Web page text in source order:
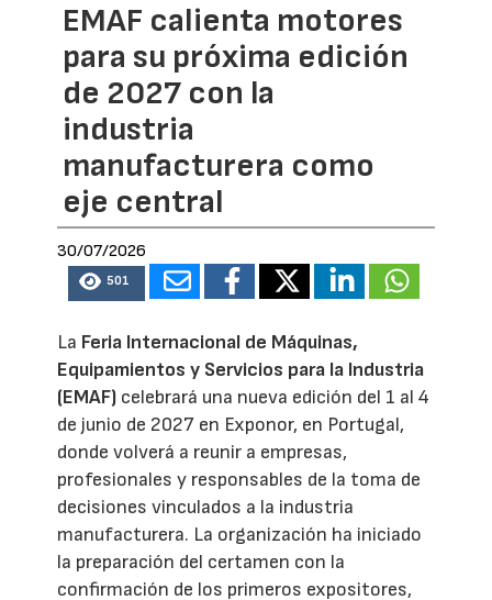
EMAF calienta motores
para su próxima edición
de 2027 con la
industria
manufacturera como
eje central
30/07/2026
501
La Feria Internacional de Máquinas,
Equipamientos y Servicios para la Industria
(EMAF) celebrará una nueva edición del 1 al 4
de junio de 2027 en Exponor, en Portugal,
donde volverá a reunir a empresas,
profesionales y responsables de la toma de
decisiones vinculados a la industria
manufacturera. La organización ha iniciado
la preparación del certamen con la
confirmación de los primeros expositores,